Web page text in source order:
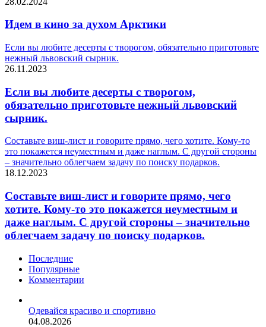
Идем в кино за духом Арктики
Если вы любите десерты с творогом, обязательно приготовьте
нежный львовский сырник.
26.11.2023
Если вы любите десерты с творогом,
обязательно приготовьте нежный львовский
сырник.
Составьте виш-лист и говорите прямо, чего хотите. Кому-то
это покажется неуместным и даже наглым. С другой стороны
– значительно облегчаем задачу по поиску подарков.
18.12.2023
Составьте виш-лист и говорите прямо, чего
хотите. Кому-то это покажется неуместным и
даже наглым. С другой стороны – значительно
облегчаем задачу по поиску подарков.
Последние
Популярные
Комментарии
Одевайся красиво и спортивно
04.08.2026